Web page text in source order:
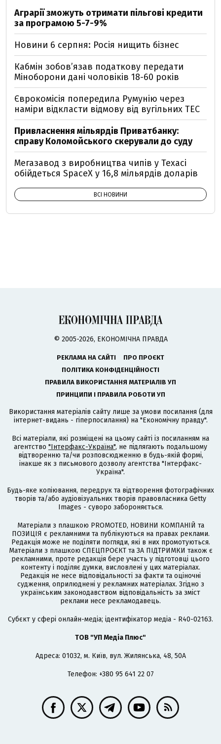
Аграрії зможуть отримати пільгові кредити
за програмою 5-7-9%
Новини 6 серпня: Росія нищить бізнес
Кабмін зобовʼязав податкову передати
Міноборони дані чоловіків 18-60 років
Єврокомісія попередила Румунію через
наміри відкласти відмову від вугільних ТЕС
Привласнення мільярдів Приватбанку:
справу Коломойського скерували до суду
Мегазавод з виробництва чипів у Техасі
обійдеться SpaceX у 16,8 мільярдів доларів
ВСІ НОВИНИ
© 2005-2026, ЕКОНОМІЧНА ПРАВДА
РЕКЛАМА НА САЙТІ
ПРО ПРОЄКТ
ПОЛІТИКА КОНФІДЕНЦІЙНОСТІ
ПРАВИЛА ВИКОРИСТАННЯ МАТЕРІАЛІВ УП
ПРИНЦИПИ І ПРАВИЛА РОБОТИ УП
Використання матеріалів сайту лише за умови посилання (для
інтернет-видань - гіперпосилання) на "Економічну правду".
Всі матеріали, які розміщені на цьому сайті із посиланням на
агентство "Інтерфакс-Україна", не підлягають подальшому
відтворенню та/чи розповсюдженню в будь-якій формі,
інакше як з письмового дозволу агентства "Інтерфакс-
Україна".
Будь-яке копіювання, передрук та відтворення фотографічних
творів та/або аудіовізуальних творів правовласника Getty
Images - суворо забороняється.
Матеріали з плашкою PROMOTED, НОВИНИ КОМПАНІЙ та
ПОЗИЦІЯ є рекламними та публікуються на правах реклами.
Редакція може не поділяти погляди, які в них промотуються.
Матеріали з плашкою СПЕЦПРОЄКТ та ЗА ПІДТРИМКИ також є
рекламними, проте редакція бере участь у підготовці цього
контенту і поділяє думки, висловлені у цих матеріалах.
Редакція не несе відповідальності за факти та оціночні
судження, оприлюднені у рекламних матеріалах. Згідно з
українським законодавством відповідальність за зміст
реклами несе рекламодавець.
Cубєкт у сфері онлайн-медіа; ідентифікатор медіа - R40-02163.
ТОВ "УП Медіа Плюс"
Адреса: 01032, м. Київ, вул. Жилянська, 48, 50А
Телефон: +380 95 641 22 07